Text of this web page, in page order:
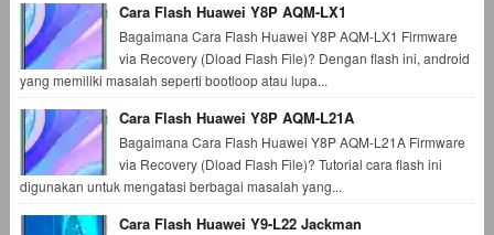
Cara Flash Huawei Y8P AQM-LX1
Bagaimana Cara Flash Huawei Y8P AQM-LX1 Firmware
via Recovery (Dload Flash File)? Dengan flash ini, android
yang memiliki masalah seperti bootloop atau lupa...
Cara Flash Huawei Y8P AQM-L21A
Bagaimana Cara Flash Huawei Y8P AQM-L21A Firmware
via Recovery (Dload Flash File)? Tutorial cara flash ini
digunakan untuk mengatasi berbagai masalah yang...
Cara Flash Huawei Y9-L22 Jackman